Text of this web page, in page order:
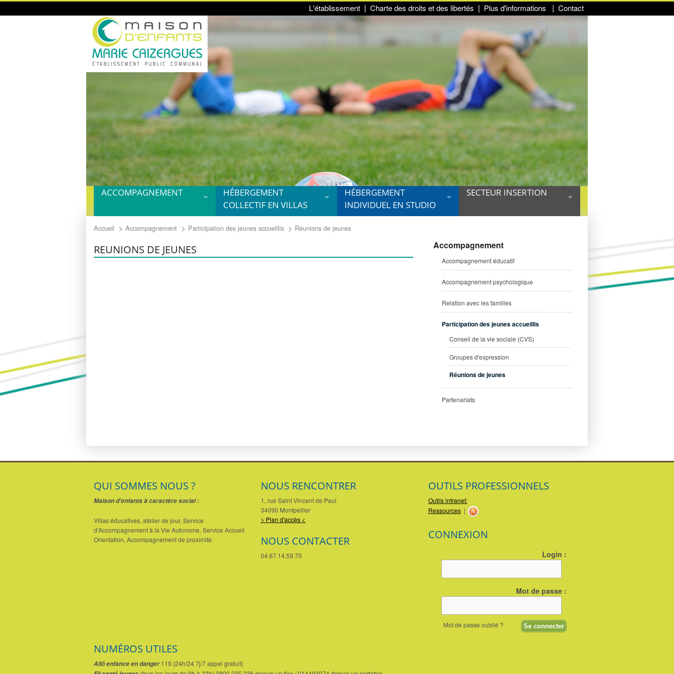
L'établissement Charte des droits et des libertés Plus d'informations Contact
ACCOMPAGNEMENT
Accompagnement éducatif
Accompagnement psychologique
HÉBERGEMENT
COLLECTIF EN VILLAS
Votre accueil en villa
HÉBERGEMENT
INDIVIDUEL EN STUDIO
Service d'accompagnement à la vie
Aparté, appui de proximité
SECTEUR INSERTION
Projet de l'équipe éducative AMI
Exemples de Chantiers et Ateliers
Accueil Accompagnement Participation des jeunes accueillis Réunions de jeunes
REUNIONS DE JEUNES Accompagnement
Accompagnement éducatif
Accompagnement psychologique
Relation avec les familles
Participation des jeunes accueillis
Conseil de la vie sociale (CVS)
Groupes d'expression
Réunions de jeunes
Partenariats
QUI SOMMES NOUS ?
Maison d'enfants à caractère social :
Villas éducatives, atelier de jour, Service
d'Accompagnement à la Vie Autonome, Service Accueil
Orientation, Accompagnement de proximité.
NOUS RENCONTRER
1, rue Saint Vincent de Paul
34090 Montpellier
> Plan d'accès <
NOUS CONTACTER
04.67.14.59.70
OUTILS PROFESSIONNELS
Outils intranet:
Ressources|
CONNEXION
Login :
Mot de passe :
Mot de passe oublié ?
NUMÉROS UTILES
Allô enfance en danger119 (24h/24 7j/7 appel gratuit)